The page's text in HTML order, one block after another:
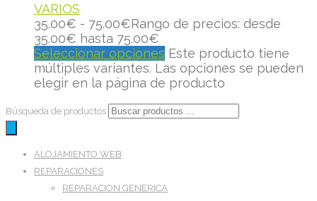
VARIOS
35.00€ - 75.00€Rango de precios: desde
35.00€ hasta 75.00€
Seleccionar opciones Este producto tiene
múltiples variantes. Las opciones se pueden
elegir en la página de producto
Búsqueda de productos
ALOJAMIENTO WEB
REPARACIONES
REPARACION GENERICA